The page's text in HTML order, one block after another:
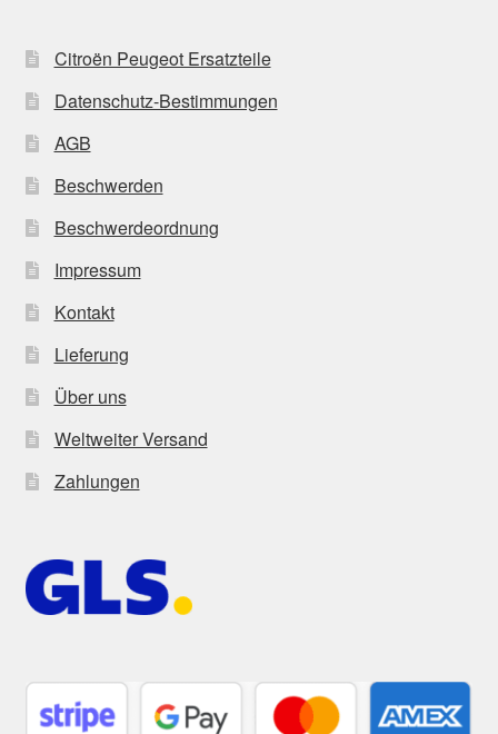
Citroën Peugeot Ersatzteile
Datenschutz-Bestimmungen
AGB
Beschwerden
Beschwerdeordnung
Impressum
Kontakt
Lieferung
Über uns
Weltweiter Versand
Zahlungen